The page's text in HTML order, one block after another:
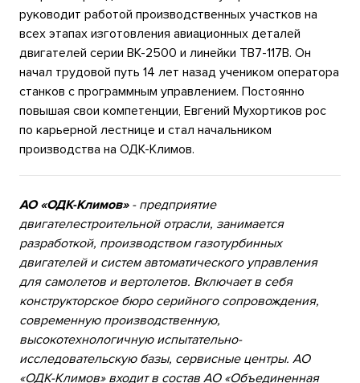
руководит работой производственных участков на
всех этапах изготовления авиационных деталей
двигателей серии ВК-2500 и линейки ТВ7-117В. Он
начал трудовой путь 14 лет назад учеником оператора
станков с программным управлением. Постоянно
повышая свои компетенции, Евгений Мухортиков рос
по карьерной лестнице и стал начальником
производства на ОДК-Климов.
АО «ОДК-Климов»- предприятие
двигателестроительной отрасли, занимается
разработкой, производством газотурбинных
двигателей и систем автоматического управления
для самолетов и вертолетов. Включает в себя
конструкторское бюро серийного сопровождения,
современную производственную,
высокотехнологичную испытательно-
исследовательскую базы, сервисные центры. АО
«ОДК-Климов» входит в состав АО «Объединенная